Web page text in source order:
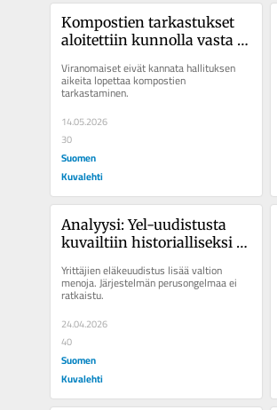
Kompostien tarkastukset
aloitettiin kunnolla vasta
aiotaan lopettaa
Viranomaiset eivät kannata hallituksen
aikeita lopettaa kompostien
tarkastaminen.
14.05.2026
30
Suomen
Kuvalehti
Analyysi: Yel-uudistusta
kuvailtiin historialliseksi –
ja kallis veronmaksajille
Yrittäjien eläkeuudistus lisää valtion
menoja. Järjestelmän perusongelmaa ei
ratkaistu.
24.04.2026
40
Suomen
Kuvalehti